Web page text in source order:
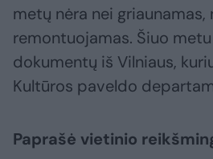
metų nėra nei griaunamas,
remontuojamas. Šiuo
dokumentų iš Vilniaus,
Kultūros paveldo
Paprašė vietinio